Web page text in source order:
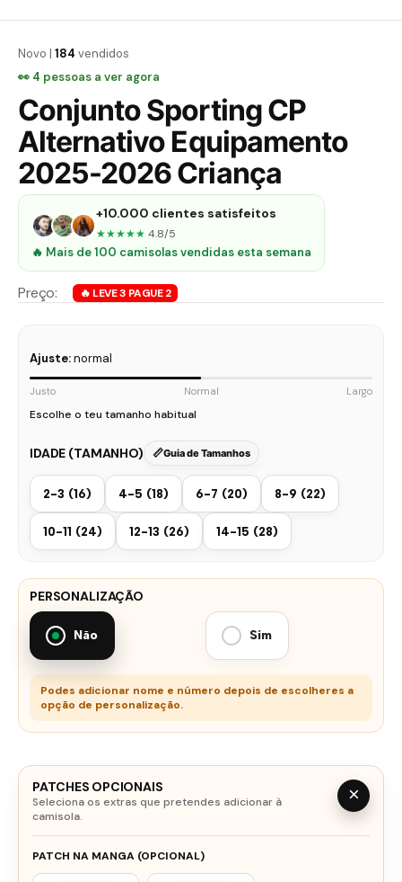
Novo | 184 vendidos
👀 5 pessoas a ver agora
Conjunto Sporting CP
Alternativo Equipamento
2025-2026 Criança
+10.000 clientes satisfeitos
★★★★★ 4.8/5
🔥 Mais de 100 camisolas vendidas esta semana
Ajuste:normal
Justo Normal Largo
Escolhe o teu tamanho habitual
IDADE (TAMANHO) Guia de Tamanhos
2-3 (16) 4-5 (18) 6-7 (20) 8-9 (22)
10-11 (24) 12-13 (26) 14-15 (28)
PERSONALIZAÇÃO
Não Sim
Podes adicionar nome e número depois de escolheres a
opção de personalização.
PATCHES OPCIONAIS
Seleciona os extras que pretendes adicionar à
camisola.
×
PATCH NA MANGA (OPCIONAL)